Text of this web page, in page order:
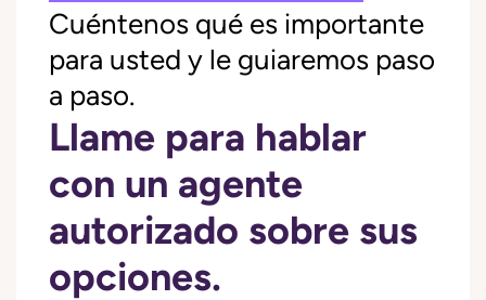
Cuéntenos qué es importante
para usted y le guiaremos paso
a paso.
Llame para hablar
con un agente
autorizado sobre sus
opciones.